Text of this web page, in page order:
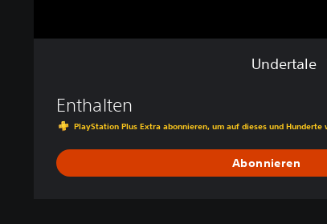
Undertale
Enthalten
PlayStation Plus Extra abonnieren, um auf dieses und
Abonnieren